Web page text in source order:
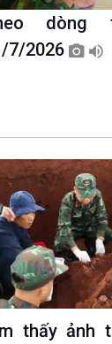
dòng
7/2026
thấy ảnh